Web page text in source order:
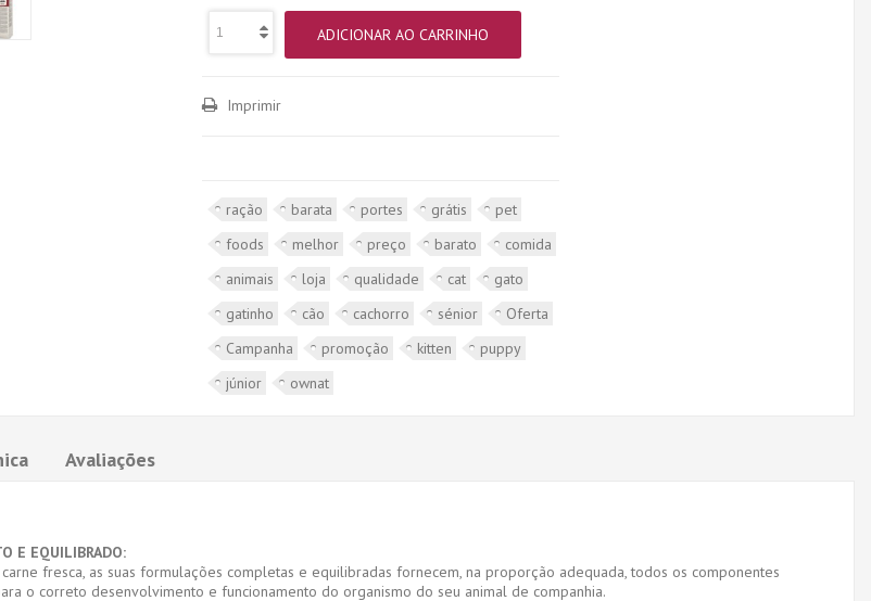
ADICIONAR AO CARRINHO
Imprimir
ração barata portes grátis
pet
foods
melhor preço barato
comida
animais
loja qualidade cat
gato
gatinho
cão cachorro sénior
Oferta
Campanha
promoção kitten
puppy
júnior
ownat
Avaliações
E EQUILIBRADO:
fresca, as suas formulações completas e equilibradas fornecem, na proporção adequada, todos os componentes
o correto desenvolvimento e funcionamento do organismo do seu animal de companhia.